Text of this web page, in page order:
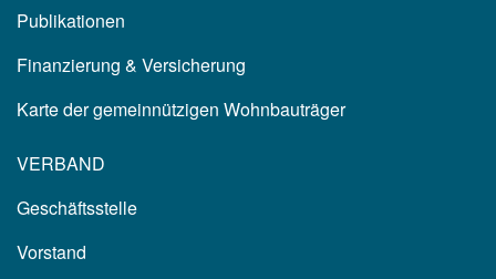
Publikationen
Finanzierung & Versicherung
Karte der gemeinnützigen Wohnbauträger
VERBAND
Geschäftsstelle
Vorstand